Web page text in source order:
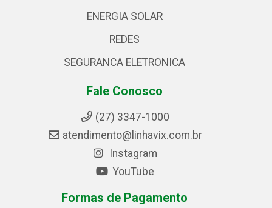
ENERGIA SOLAR
REDES
SEGURANCA ELETRONICA
Fale Conosco
(27) 3347-1000
atendimento@linhavix.com.br
Instagram
YouTube
Formas de Pagamento